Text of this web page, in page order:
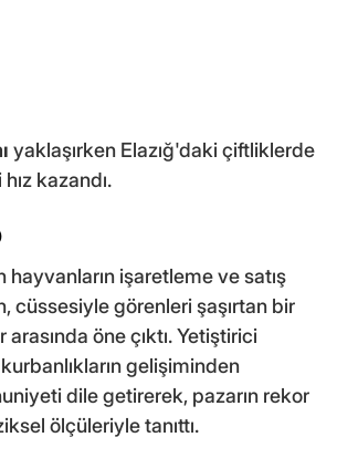
yaklaşırken Elazığ'daki çiftliklerde
kazandı.
hayvanların işaretleme ve satış
cüssesiyle görenleri şaşırtan bir
öne çıktı. Yetiştirici
gelişiminden
dile getirerek, pazarın rekor
ölçüleriyle tanıttı.